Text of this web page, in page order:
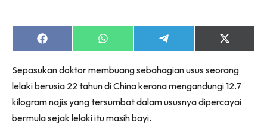
Share
on
Share
on
Share
on
Share
on
(Twitter)
Sepasukan doktor membuang sebahagian usus seorang
lelaki berusia 22 tahun di China kerana mengandungi 12.7
kilogram najis yang tersumbat dalam ususnya dipercayai
bermula sejak lelaki itu masih bayi.